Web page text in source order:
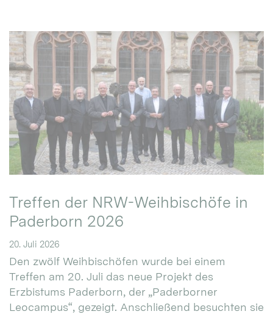
Treffen der NRW-Weihbischöfe in
Paderborn 2026
20. Juli 2026
Den zwölf Weihbischöfen wurde bei einem
Treffen am 20. Juli das neue Projekt des
Erzbistums Paderborn, der „Paderborner
Leocampus“, gezeigt. Anschließend besuchten sie